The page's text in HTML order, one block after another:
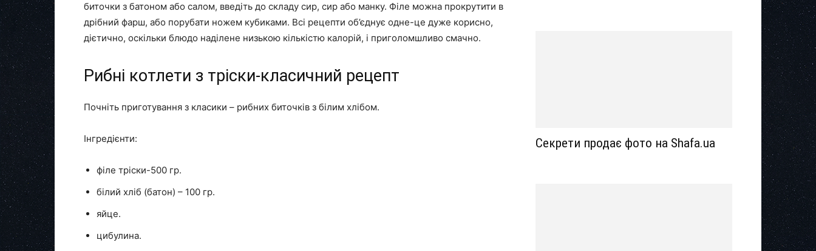
биточки з батоном або салом, введіть до складу сир, сир або манку. Філе можна прокрутити в
дрібний фарш, або порубати ножем кубиками. Всі рецепти об’єднує одне-це дуже корисно,
дієтично, оскільки блюдо наділене низькою кількістю калорій, і приголомшливо смачно.
Рибні котлети з тріски-класичний рецепт
Почніть приготування з класики – рибних биточків з білим хлібом.
Інгредієнти:
філе тріски-500 гр.
білий хліб (батон) – 100 гр.
яйце.
цибулина.
Секрети продає фото на Shafa.ua